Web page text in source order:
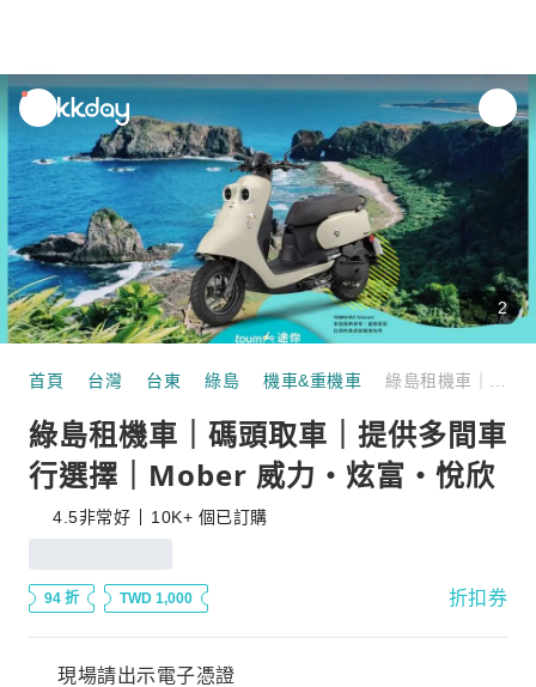
unread
notifications
2
首頁 台灣 台東 綠島 機車&重機車
綠島租機車｜碼頭取車｜提供多間車
行選擇｜Mober 威力・炫富・悅欣
4.5非常好 10K+ 個已訂購
94 折 TWD 1,000 折扣券
現場請出示電子憑證